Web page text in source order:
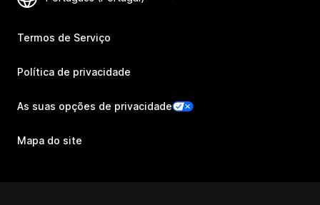
Termos de Serviço
Política de privacidade
As suas opções de privacidade
Mapa do site